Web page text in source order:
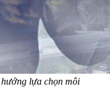
lựa chọn môi